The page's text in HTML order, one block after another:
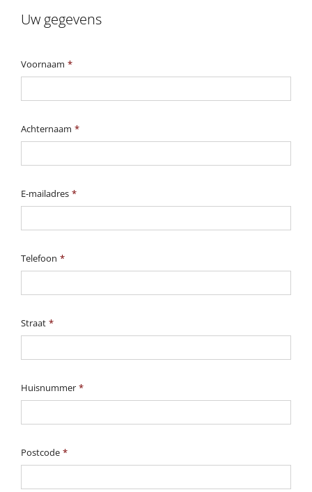
Uw gegevens
Voornaam *
Achternaam *
E-mailadres *
Telefoon *
Straat *
Huisnummer *
Postcode *